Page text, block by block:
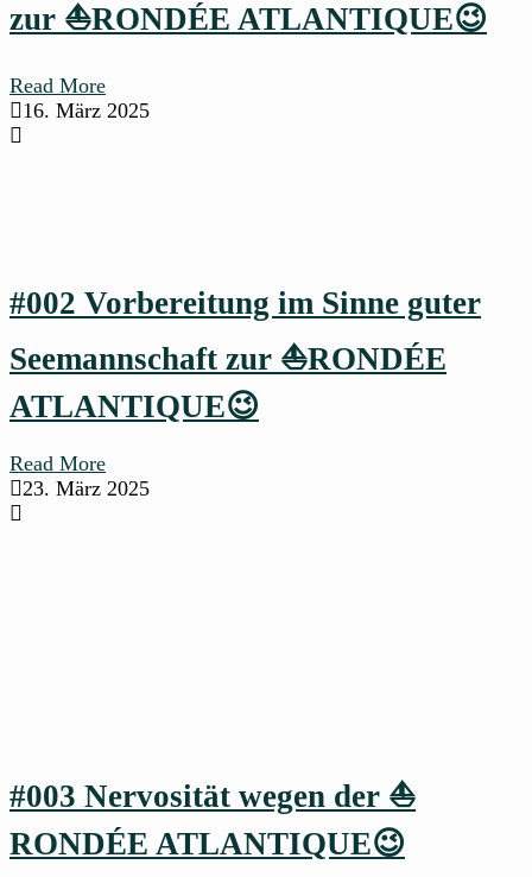
zur ⛵RONDÉE ATLANTIQUE😉
Read More
16. März 2025
#002 Vorbereitung im Sinne guter
Seemannschaft zur ⛵RONDÉE
ATLANTIQUE😉
Read More
23. März 2025
#003 Nervosität wegen der ⛵
RONDÉE ATLANTIQUE😉